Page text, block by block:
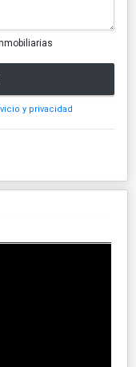
y privacidad